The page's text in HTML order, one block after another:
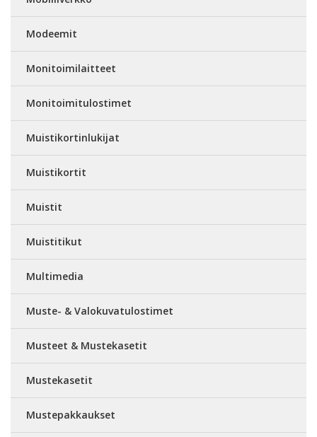
Modeemit
Monitoimilaitteet
Monitoimitulostimet
Muistikortinlukijat
Muistikortit
Muistit
Muistitikut
Multimedia
Muste- & Valokuvatulostimet
Musteet & Mustekasetit
Mustekasetit
Mustepakkaukset